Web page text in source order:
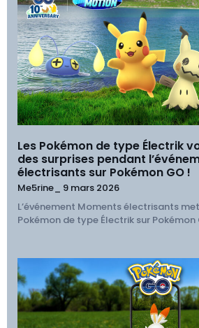
Les Pokémon de type Électrik
des surprises pendant
électrisants sur Pokémon GO !
Me5rine_ 9 mars 2026
L’événement Moments électrisants
Pokémon de type Électrik sur Pokémon